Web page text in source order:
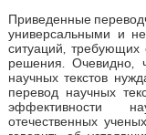
Приведенные
универсальными и
ситуаций, требующих
решения. Очевидно,
научных текстов
перевод научных
эффективности
отечественных